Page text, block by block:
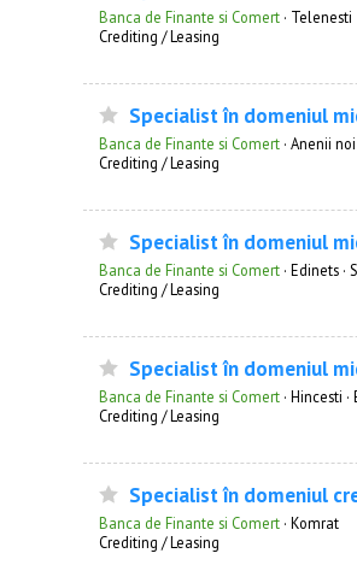
Banca de Finante si Comert · Telenesti
Сrediting / Leasing
Specialist în domeniul
Banca de Finante si Comert · Anenii noi
Сrediting / Leasing
Specialist în domeniul
Banca de Finante si Comert · Edinets ·
Сrediting / Leasing
Specialist în domeniul
Banca de Finante si Comert · Hincesti ·
Сrediting / Leasing
Specialist în domeniul
Banca de Finante si Comert · Komrat
Сrediting / Leasing